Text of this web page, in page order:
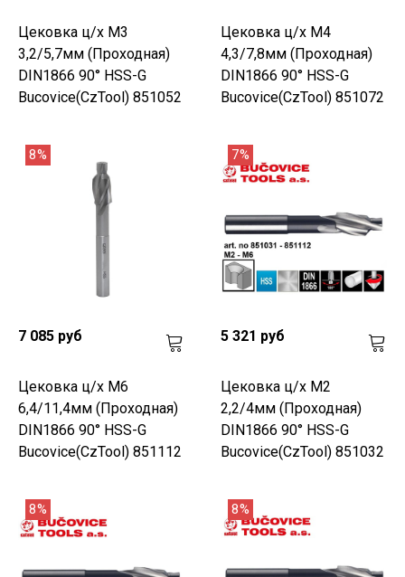
Цековка ц/х M3
3,2/5,7мм (Проходная)
DIN1866 90° HSS-G
Bucovice(CzTool) 851052
Цековка ц/х M4
4,3/7,8мм (Проходная)
DIN1866 90° HSS-G
Bucovice(CzTool) 851072
8%
7 085 руб
Цековка ц/х M6
6,4/11,4мм (Проходная)
DIN1866 90° HSS-G
Bucovice(CzTool) 851112
7%
5 321 руб
Цековка ц/х M2
2,2/4мм (Проходная)
DIN1866 90° HSS-G
Bucovice(CzTool) 851032
8% 8%